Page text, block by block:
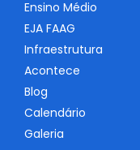
Ensino Médio
EJA FAAG
Infraestrutura
Acontece
Blog
Calendário
Galeria